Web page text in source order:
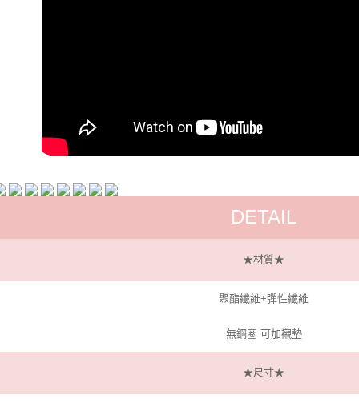
DETAIL
★材質★
聚酯纖維+彈性纖維
無鋼圈 可加襯墊
★尺寸★